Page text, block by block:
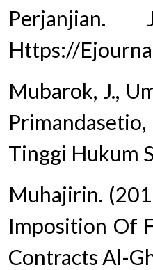
Https://
Mubarok, J.,
Tinggi Hukum
Muhajirin.
Imposition Of
Contracts Al-